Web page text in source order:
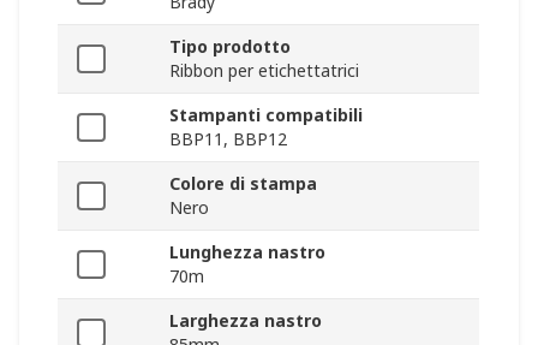
Tipo prodotto
Ribbon per etichettatrici
Stampanti compatibili
BBP11, BBP12
Colore di stampa
Nero
Lunghezza nastro
70m
Larghezza nastro